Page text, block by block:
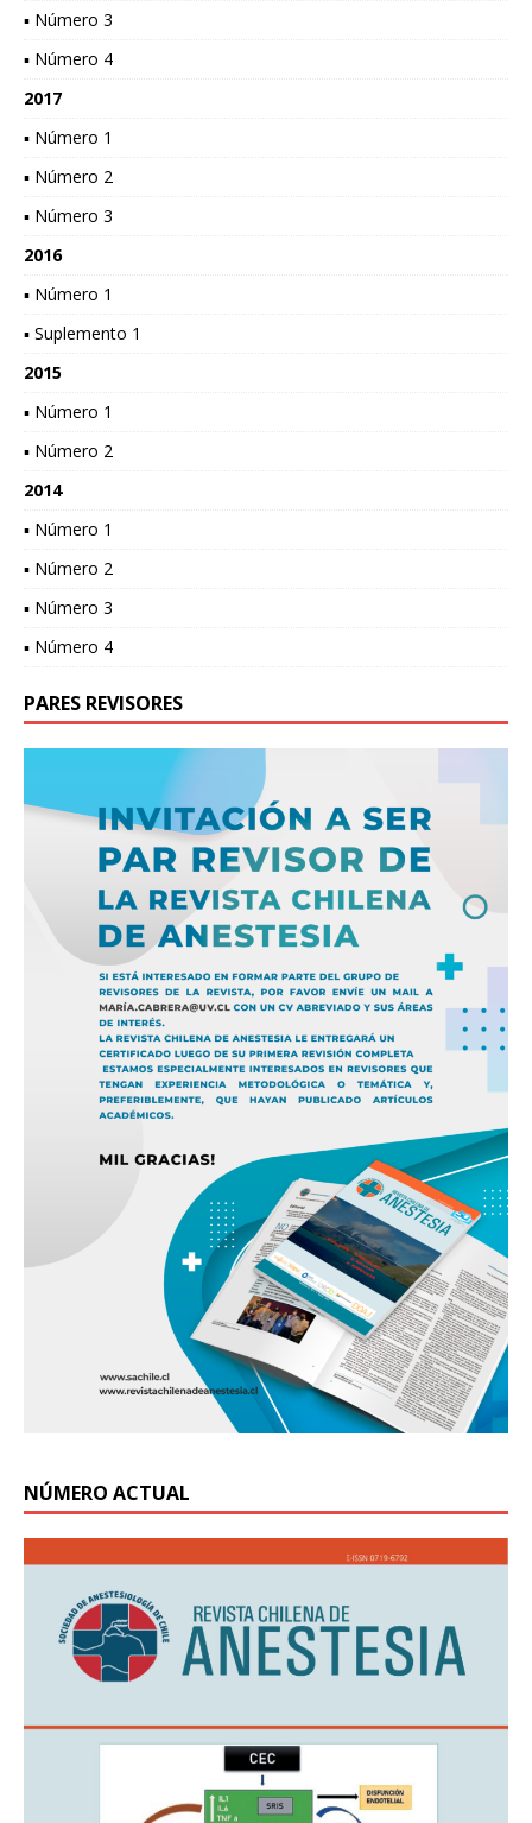
▪ Número 3
▪ Número 4
2017
▪ Número 1
▪ Número 2
▪ Número 3
2016
▪ Número 1
▪ Suplemento 1
2015
▪ Número 1
▪ Número 2
2014
▪ Número 1
▪ Número 2
▪ Número 3
▪ Número 4
PARES REVISORES
NÚMERO ACTUAL